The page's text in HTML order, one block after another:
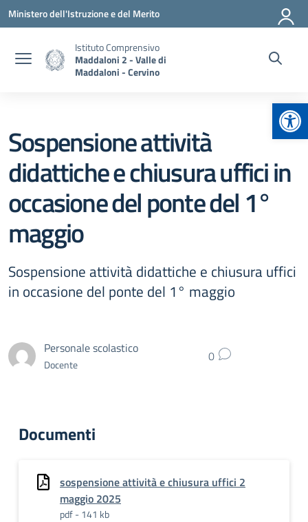
Vai ai contenuti
Vai al menu di navigazione
Vai al footer
Ministero dell'Istruzione e del Merito
Istituto Comprensivo
Maddaloni 2 - Valle di
Maddaloni - Cervino
Sospensione attività
didattiche e chiusura uffici in
occasione del ponte del 1°
maggio
Sospensione attività didattiche e chiusura uffici
in occasione del ponte del 1° maggio
Personale scolastico
Docente 0
Documenti
sospensione attività e chiusura uffici 2
maggio 2025
pdf - 141 kb